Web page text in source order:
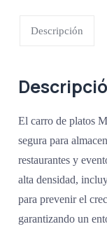
Descripción
El carro de platos
segura para
restaurantes y
alta densidad,
para prevenir el
garantizando un